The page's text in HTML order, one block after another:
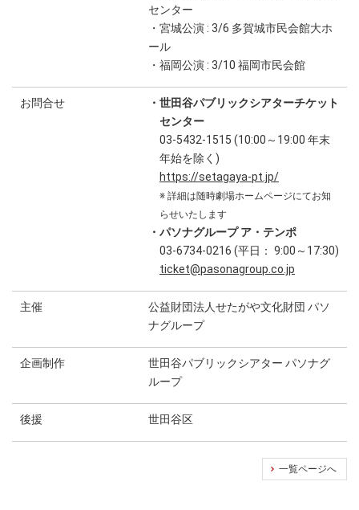
センター
・宮城公演 : 3/6 多賀城市民会館大ホ
ール
・福岡公演 : 3/10 福岡市民会館
お問合せ
・世田谷パブリックシアターチケット
センター
03-5432-1515 (10:00～19:00 年末
年始を除く)
https://setagaya-pt.jp/
※ 詳細は随時劇場ホームページにてお知
らせいたします
・パソナグループ ア・テンポ
03-6734-0216 (平日： 9:00～17:30)
ticket@pasonagroup.co.jp
主催
公益財団法人せたがや文化財団 パソ
ナグループ
企画制作
世田谷パブリックシアター パソナグ
ループ
後援 世田谷区
一覧ページへ